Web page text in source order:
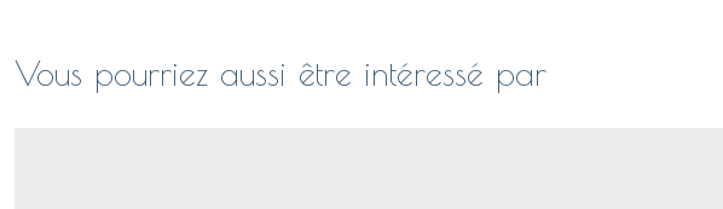
Vous pourriez aussi être intéressé par